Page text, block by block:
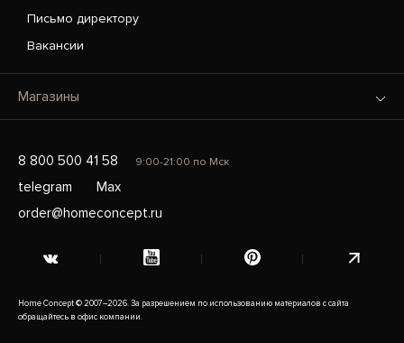
Письмо директору
Вакансии
Магазины
8 800 500 41 58 9:00-21:00 по Мск
telegram
Max
order@homeconcept.ru
Home Concept © 2007–2026. За разрешением по использованию материалов с сайта
обращайтесь в офис компании.